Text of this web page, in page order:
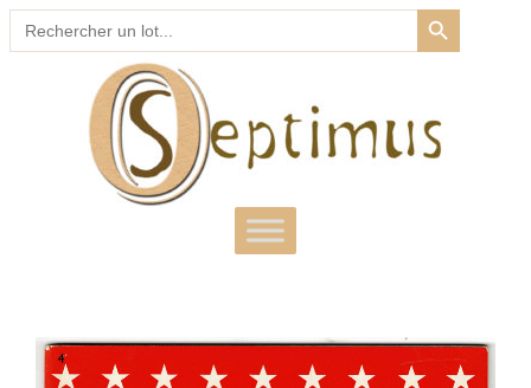
Search
for:
SEARCH BUTTON